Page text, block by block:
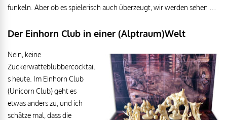
funkeln. Aber ob es spielerisch auch überzeugt, wir werden sehen …
Der Einhorn Club in einer (Alptraum)Welt
Nein, keine
Zuckerwatteblubbercocktail
s heute. Im Einhorn Club
(Unicorn Club) geht es
etwas anders zu, und ich
schätze mal, dass die